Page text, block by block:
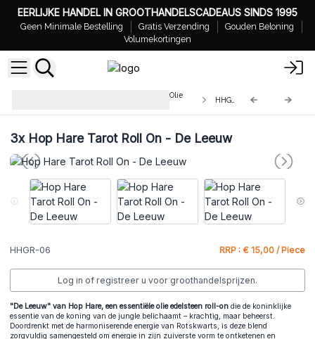
EERLIJKE HANDEL IN GROOTHANDELSCADEAUS SINDS 1995
Geen Minimale Bestelling Gratis Verzending
Gouden Beloning
Volumekortingen
Groothandel Hop Hare Essentiële Olie
3xHop Hare Tarot Roll On - De Leeuw
HHGR-06 RRP : € 15,00 / Piece
Log in of registreer u voor groothandelsprijzen.
"De Leeuw" van Hop Hare, een essentiële olie edelsteen roll-on die de koninklijke
essentie van de koning van de jungle belichaamt – krachtig, maar beheerst.
Doordrenkt met de harmoniserende energie van Rotskwarts, is deze blend
zorgvuldig samengesteld om energie in zijn zuiverste vorm te ontketenen en